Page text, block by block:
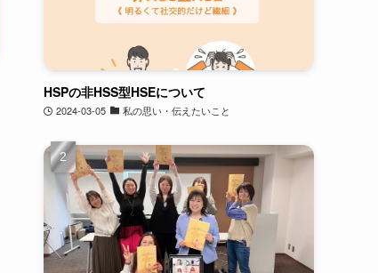
HSPの非HSS型HSEについて
2024-03-05 私の思い・伝えたいこと